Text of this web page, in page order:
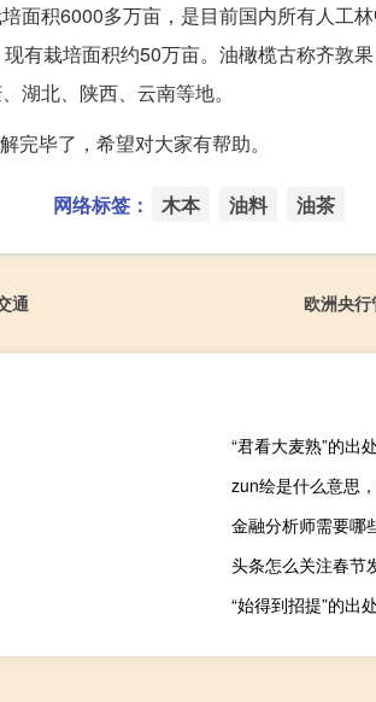
面积6000多万亩，是目前国内所有人工
有栽培面积约50万亩。油橄榄古称齐敦
湖北、陕西、云南等地。
完毕了，希望对大家有帮助。
网络标签： 木本 油料 油茶
通
欧洲央
“君看大麦熟”的出
zun绘是什么意思
金融分析师需要哪
头条怎么关注春节
“始得到招提”的出